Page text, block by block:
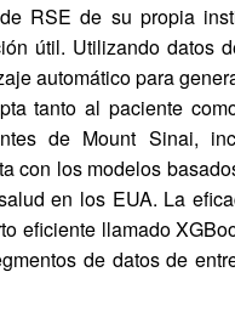
RSE de su propia
útil. Utilizando datos
automático para
tanto al paciente
de Mount Sinai,
con los modelos
en los EUA. La
eficiente llamado
de datos de